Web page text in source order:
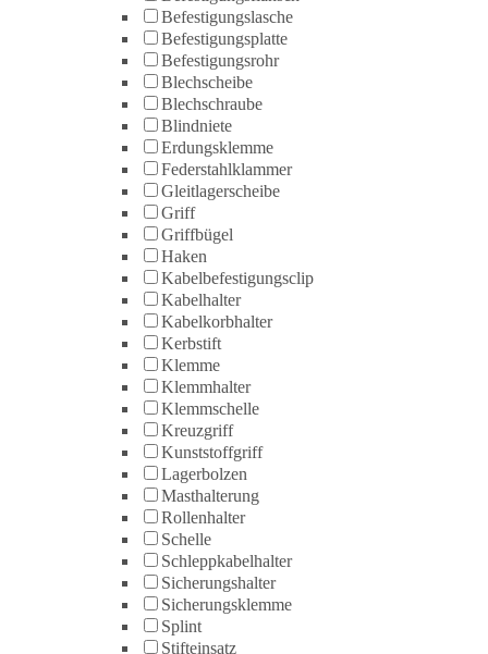
Befestigungslasche
Befestigungsplatte
Befestigungsrohr
Blechscheibe
Blechschraube
Blindniete
Erdungsklemme
Federstahlklammer
Gleitlagerscheibe
Griff
Griffbügel
Haken
Kabelbefestigungsclip
Kabelhalter
Kabelkorbhalter
Kerbstift
Klemme
Klemmhalter
Klemmschelle
Kreuzgriff
Kunststoffgriff
Lagerbolzen
Masthalterung
Rollenhalter
Schelle
Schleppkabelhalter
Sicherungshalter
Sicherungsklemme
Splint
Stifteinsatz